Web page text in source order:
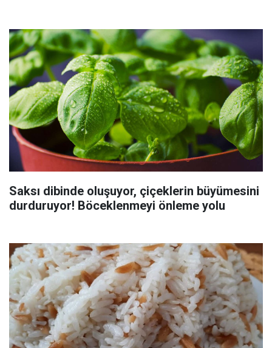
Saksı dibinde oluşuyor, çiçeklerin büyümesini
durduruyor! Böceklenmeyi önleme yolu